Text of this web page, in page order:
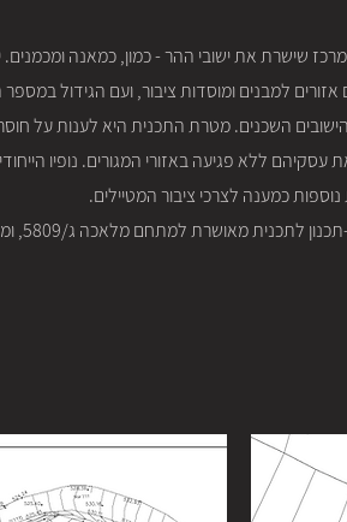
שישרת את ישובי ההר - כמון, כמאנה ומכמנים.
אזורים למבנים ומוסדות ציבור, ועם הגידול
השכנים. מטרת התכנית היא לענות על
ללא פגיעה באזורי המגורים. נופיו
כמענה לצרכי ציבור המטיילים.
המרכז